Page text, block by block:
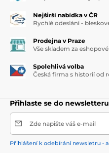
Nejširší nabídka v ČR
Rychlé odeslání -
Prodejna v Praze
Vše skladem za
Spolehlivá volba
Česká firma s historií od
Přihlaste se do newsletteru
Zde napište váš e-mail
Přihlášení k odebírání newsletru -